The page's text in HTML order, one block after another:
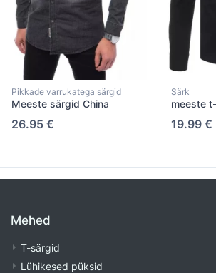
Pikkade varrukatega särgid
Meeste särgid China
26.95 €
Särk
19.99 €
Mehed
T-särgid
Lühikesed püksid